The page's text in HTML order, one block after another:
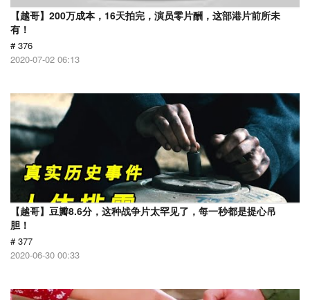
【越哥】200万成本，16天拍完，演员零片酬，这部港片前所未
有！
# 376
2020-07-02 06:13
【越哥】豆瓣8.6分，这种战争片太罕见了，每一秒都是提心吊
胆！
# 377
2020-06-30 00:33